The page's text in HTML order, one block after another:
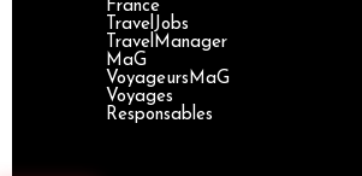
France
TravelJobs
TravelManager
MaG
VoyageursMaG
Voyages
Responsables